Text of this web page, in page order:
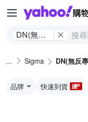
DN(無反
Sigma DN(無反
品牌 快速到貨